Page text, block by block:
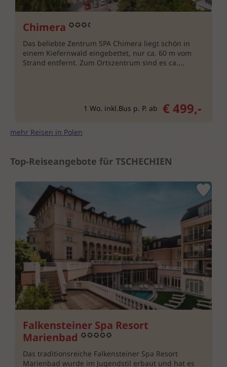
Chimera
Das beliebte Zentrum SPA Chimera liegt schön in
einem Kiefernwald eingebettet, nur ca. 60 m vom
Strand entfernt. Zum Ortszentrum sind es ca....
1 Wo. inkl.Bus p. P. ab € 499,-
mehr Reisen in Polen
Top-Reiseangebote für TSCHECHIEN
Falkensteiner Spa Resort
Marienbad
Das traditionsreiche Falkensteiner Spa Resort
Marienbad wurde im Jugendstil erbaut und hat es